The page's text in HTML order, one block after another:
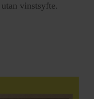
vinstsyfte.